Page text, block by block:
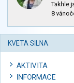
Takhle
8
KVETA SILNA
AKTIVITA
INFORMACE